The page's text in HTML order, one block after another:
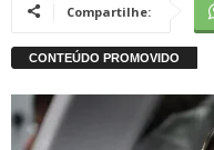
Compartilhe: